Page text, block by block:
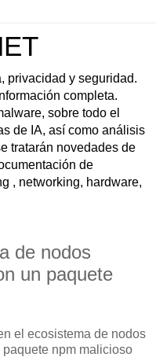
privacidad y seguridad.
completa.
sobre todo el
de IA, así como análisis
tratarán novedades de
de
, networking, hardware,
de nodos
un paquete
el ecosistema de nodos
npm malicioso